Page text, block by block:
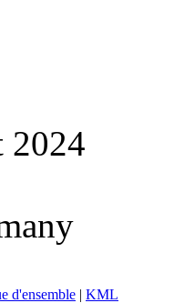
2024
d'ensemble | KML